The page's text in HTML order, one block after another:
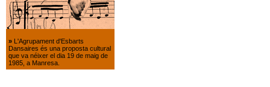
» L'Agrupament d'Esbarts
Dansaires és una proposta cultural
que va néixer el dia 19 de maig de
1985, a Manresa.